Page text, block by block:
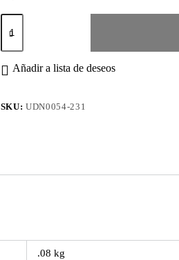
Esmalte
Permanente
Marilyn
cantidad
Añadir a lista de deseos
SKU:UDN0054-231
.08 kg